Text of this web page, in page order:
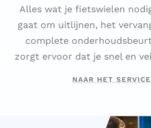
Alles wat je fietswielen
gaat om uitlijnen, het
complete
zorgt ervoor dat je snel en
NAAR HET